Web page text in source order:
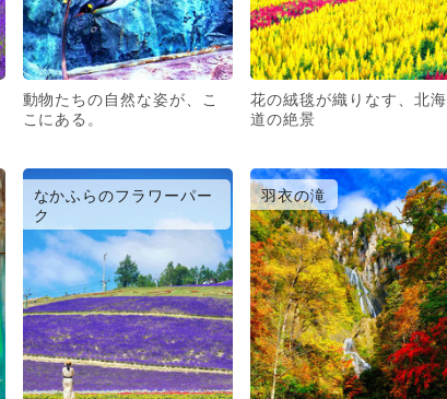
動物たちの自然な姿が、こ
こにある。
花の絨毯が織りなす、北海
道の絶景
なかふらのフラワーパー
ク
羽衣の滝